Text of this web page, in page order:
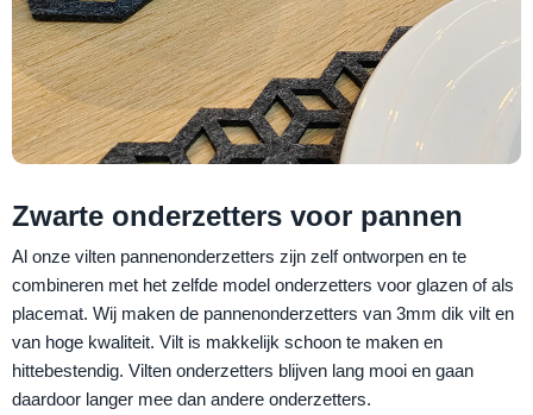
Zwarte onderzetters voor pannen
Al onze vilten pannenonderzetters zijn zelf ontworpen en te
combineren met het zelfde model onderzetters voor glazen of als
placemat. Wij maken de pannenonderzetters van 3mm dik vilt en
van hoge kwaliteit. Vilt is makkelijk schoon te maken en
hittebestendig. Vilten onderzetters blijven lang mooi en gaan
daardoor langer mee dan andere onderzetters.